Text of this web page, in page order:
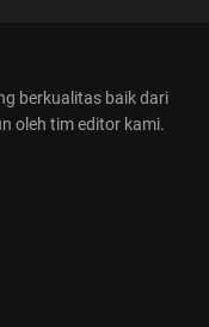
Buat Rekam &
di
berkualitas baik dari
oleh tim editor kami.